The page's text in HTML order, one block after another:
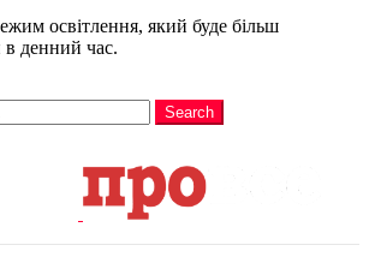
освітлення, який буде більш
денний час.
Search